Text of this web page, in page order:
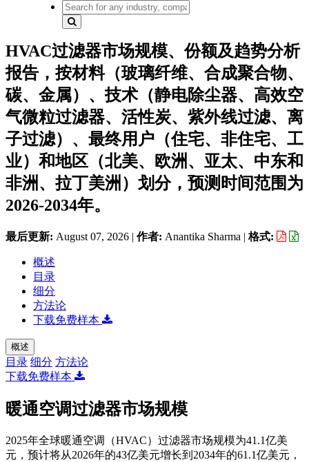
HVAC过滤器市场规模、份额及趋势分析
报告，按材料（玻璃纤维、合成聚合物、
碳、金属）、技术（静电除尘器、高效空
气微粒过滤器、活性炭、紫外线过滤、离
子过滤）、最终用户（住宅、非住宅、工
业）和地区（北美、欧洲、亚太、中东和
非洲、拉丁美洲）划分，预测时间范围为
2026-2034年。
最后更新: August 07, 2026 | 作者: Anantika Sharma | 格式:
概述
目录
细分
方法论
下载免费样本
概述
目录 细分 方法论
下载免费样本
暖通空调过滤器市场规模
2025年全球暖通空调（HVAC）过滤器市场规模为41.1亿美
元，预计将从2026年的43亿美元增长到2034年的61.1亿美元，